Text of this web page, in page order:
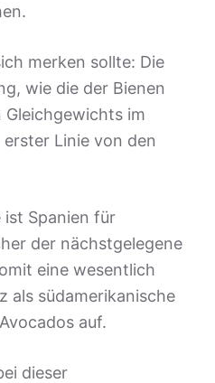
merken sollte: Die
wie die der Bienen
im
Linie von den
ist Spanien für
der nächstgelegene
eine wesentlich
als südamerikanische
auf.
dieser